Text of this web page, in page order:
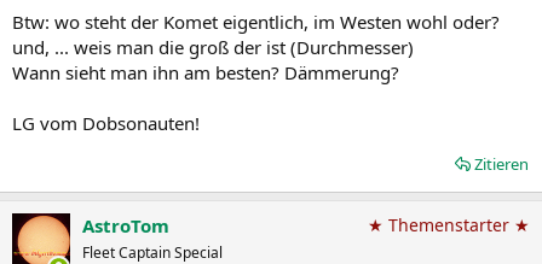
Btw: wo steht der Komet eigentlich, im Westen wohl oder?
und, ... weis man die groß der ist (Durchmesser)
Wann sieht man ihn am besten? Dämmerung?
LG vom Dobsonauten!
Zitieren
AstroTom
Fleet Captain Special
★ Themenstarter ★